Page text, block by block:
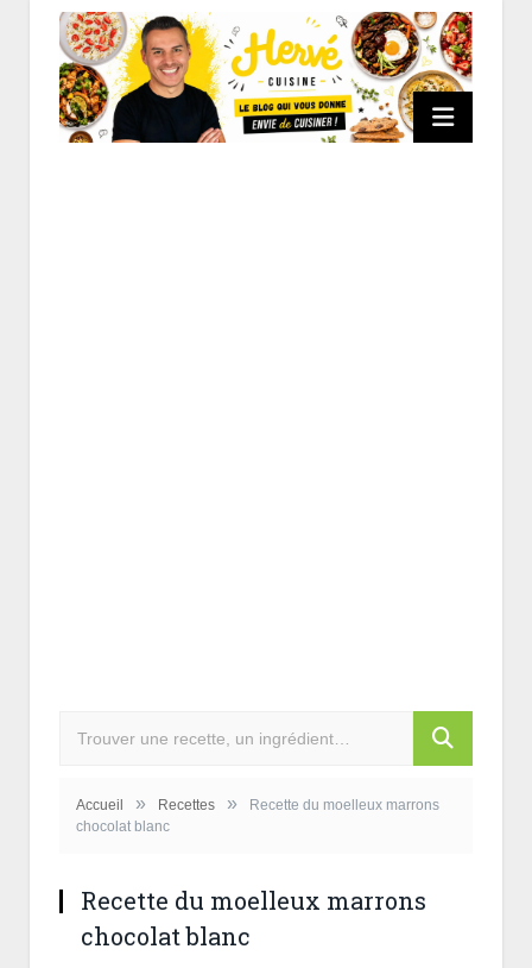
Accueil » Recettes »
Recette du moelleux marrons
chocolat blanc
Recette du moelleux marrons
chocolat blanc